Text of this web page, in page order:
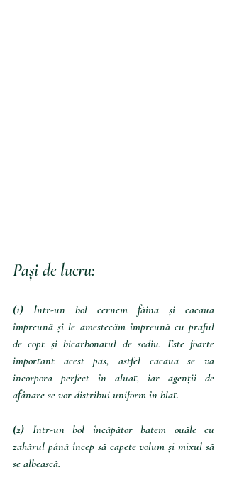
Pași de lucru:
(1) Într-un bol cernem făina și cacaua
împreună și le amestecăm împreună cu praful
de copt și bicarbonatul de sodiu. Este foarte
important acest pas, astfel cacaua se va
incorpora perfect în aluat, iar agenții de
afânare se vor distribui uniform în blat.
(2) Într-un bol încăpător batem ouăle cu
zahărul până încep să capete volum și mixul să
se albească.